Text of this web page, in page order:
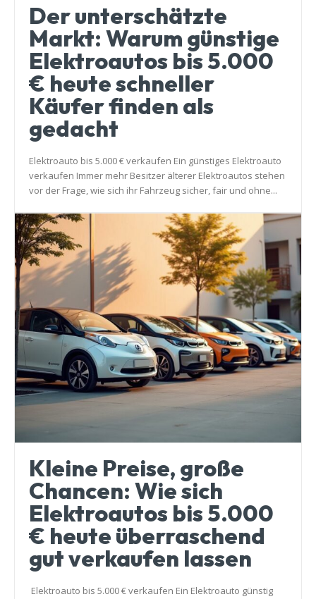
Der unterschätzte
Markt: Warum günstige
Elektroautos bis 5.000
€ heute schneller
Käufer finden als
gedacht
Elektroauto bis 5.000 € verkaufen Ein günstiges Elektroauto
verkaufen Immer mehr Besitzer älterer Elektroautos stehen
vor der Frage, wie sich ihr Fahrzeug sicher, fair und ohne...
Kleine Preise, große
Chancen: Wie sich
Elektroautos bis 5.000
€ heute überraschend
gut verkaufen lassen
Elektroauto bis 5.000 € verkaufen Ein Elektroauto günstig